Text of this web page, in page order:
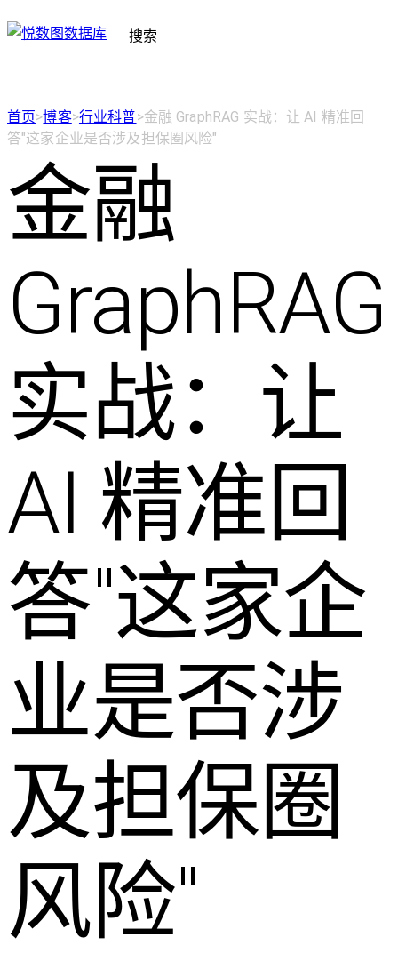
搜索
首页>博客>行业科普>金融 GraphRAG 实战：让 AI 精准回
答"这家企业是否涉及担保圈风险"
金融
GraphRAG
实战：让
AI 精准回
答"这家企
业是否涉
及担保圈
风险"